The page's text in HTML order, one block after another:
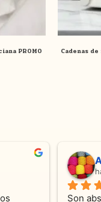
PROMO Cadenas
Desde